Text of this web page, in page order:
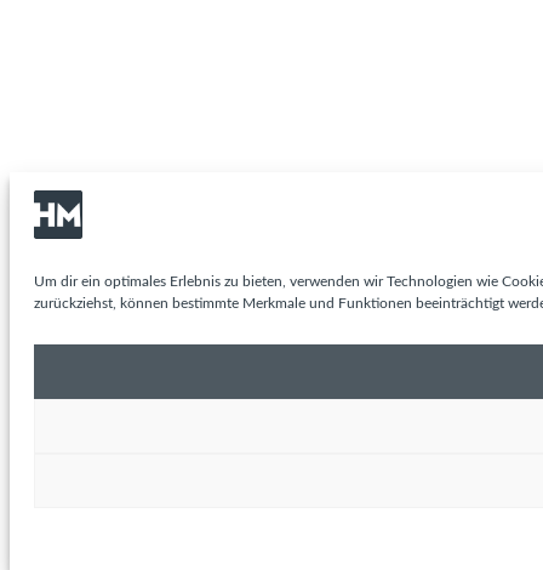
Um dir ein optimales Erlebnis zu bieten, verwenden wir Technologien wie
zurückziehst, können bestimmte Merkmale und Funktionen beeinträchtigt